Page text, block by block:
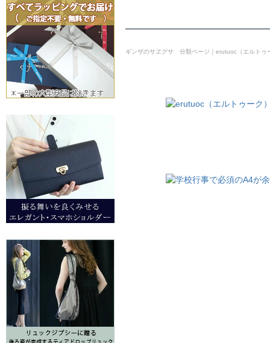
ギンザのサヱグサ 分類ページ｜erutuoc（エルトゥ